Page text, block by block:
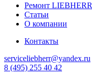
Ремонт LIEBHERR
Статьи
О компании
Контакты
serviceliebherr@yandex.ru
8 (495) 255 40 42